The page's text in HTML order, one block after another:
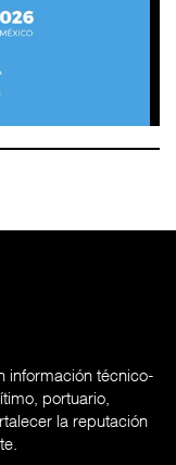
información técnico-
portuario,
la reputación